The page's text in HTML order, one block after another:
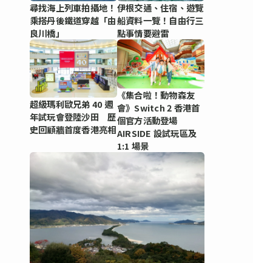
尋找海上列車拍攝地！
乘搭丹後鐵道穿越「由
良川橋」
伊根交通、住宿、遊覽
船資料一覽！自由行三
點事情要避雷
超級瑪利歐兄弟 40 週
年試玩會登陸沙田 歷
史回顧牆首度香港亮相
《集合啦！動物森友
會》Switch 2 香港首
個官方活動登場
AIRSIDE 設試玩區及
1:1 場景